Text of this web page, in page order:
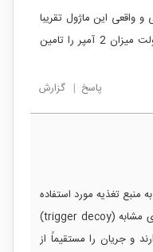
واقعی این ماژول تقریبا
چقدر است؟ برای مثال برای ولتاژ 12 ولت میزان 2 آمپر را تامین
پاسخ | گزارش
منبع تغذیه مورد استفاده
بستگی دارد. بسیاری از ماژول‌های مشابه (trigger decoy)
و جریان را مستقیماً از